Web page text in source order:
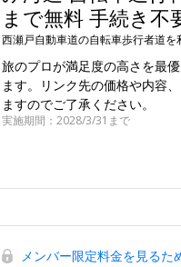
まで無料 手続き不
西瀬戸自動車道の自転車歩行者道を
旅のプロが満足度の高さを最
ます。リンク先の価格や内容
ますのでご了承ください。
実施期間：2028/3/31まで
メンバー限定料金を見るた